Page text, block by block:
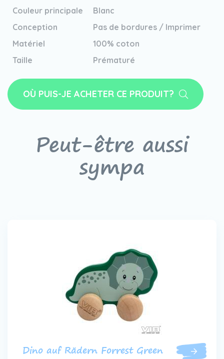
Couleur principale
Blanc
Conception
Pas de bordures / Imprimer
Matériel
100% coton
Taille
Prématuré
OÙ PUIS-JE ACHETER CE PRODUIT?
Peut-être aussi
sympa
Dino auf Rädern Forrest Green